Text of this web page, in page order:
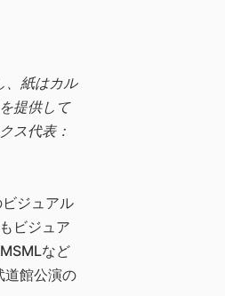
、紙はカル
提供して
ス代表：
ジュアル
ビジュア
など
道館公演の